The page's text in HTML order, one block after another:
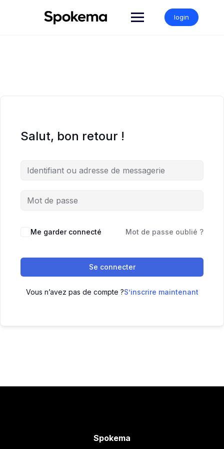
login
Salut, bon retour !
Me garder connecté Mot de passe oublié ?
Se connecter
Vous n’avez pas de compte ?S’inscrire maintenant
Spokema